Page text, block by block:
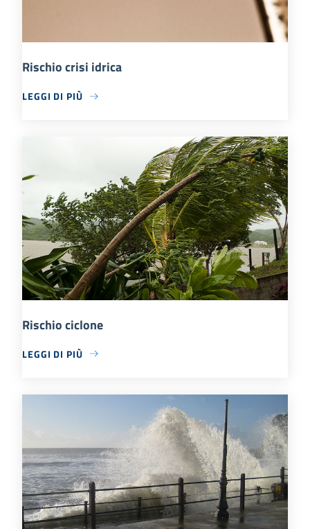
Rischio crisi idrica
LEGGI DI PIÙ
Rischio ciclone
LEGGI DI PIÙ